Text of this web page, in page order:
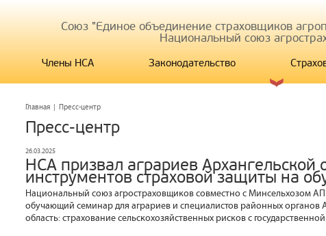
Союз "Единое объединение страховщиков
Национальный союз
Члены НСА Законодательство
Главная | Пресс-центр
Пресс-центр
26.03.2025
НСА призвал аграриев Архангельской
инструментов страховой защиты на
Национальный союз агростраховщиков совместно с Минсельхозом
обучающий семинар для аграриев и специалистов районных органов
область: страхование сельскохозяйственных рисков с